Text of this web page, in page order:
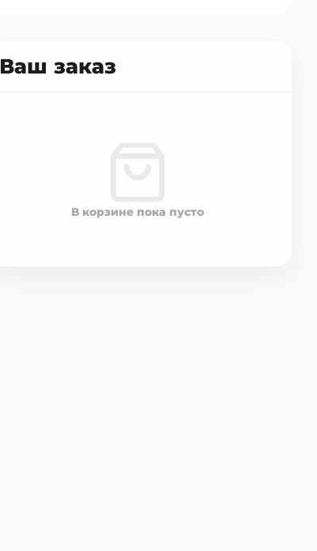
Ваш заказ
В корзине пока пусто